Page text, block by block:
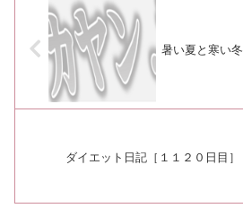
暑い夏と寒い冬
ダイエット日記［１１２０日目］